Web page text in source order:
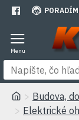
Budova,
Elektrické